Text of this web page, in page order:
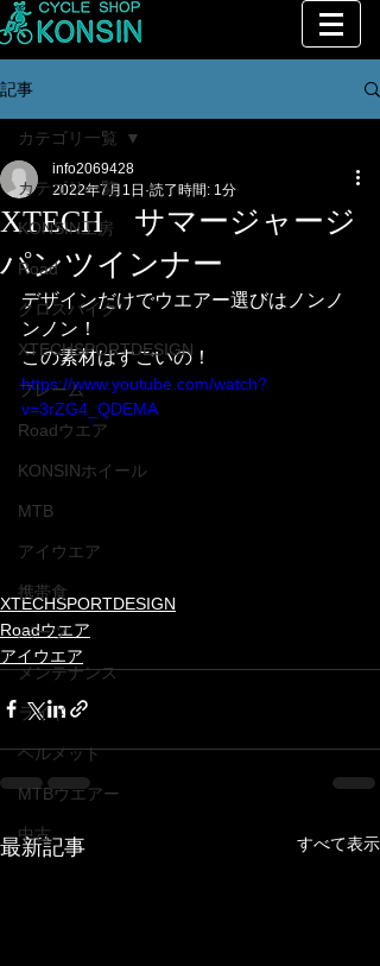
記事
カテゴリ一覧
KONSIN工房
Road
クロスバイク
XTECHSPORTDESIGN
フレーム
Roadウエア
KONSINホイール
MTB
アイウエア
携帯食
パーツ
メンテナンス
ライド
ヘルメット
MTBウエアー
中古
カテゴリ一覧
XTECH サマージャージ
パンツインナー
info2069428
2022年7月1日 読了時間: 1分
デザインだけでウエアー選びはノンノ
ンノン！
この素材はすごいの！
https://www.youtube.com/watch?
v=3rZG4_QDEMA
XTECHSPORTDESIGN
Roadウエア
アイウエア
最新記事 すべて表示